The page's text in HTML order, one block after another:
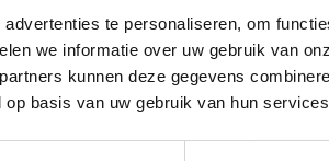
te personaliseren, om
we informatie over uw gebruik van
kunnen deze gegevens
basis van uw gebruik van hun